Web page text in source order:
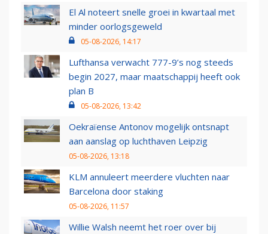
El Al noteert snelle groei in kwartaal met
minder oorlogsgeweld
05-08-2026, 14:17
Lufthansa verwacht 777-9’s nog steeds
begin 2027, maar maatschappij heeft ook
plan B
05-08-2026, 13:42
Oekraïense Antonov mogelijk ontsnapt
aan aanslag op luchthaven Leipzig
05-08-2026, 13:18
KLM annuleert meerdere vluchten naar
Barcelona door staking
05-08-2026, 11:57
Willie Walsh neemt het roer over bij